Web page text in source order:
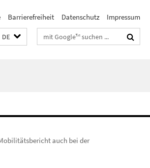
Barrierefreiheit Datenschutz Impressum
DE Suchbegriffe
auch bei der